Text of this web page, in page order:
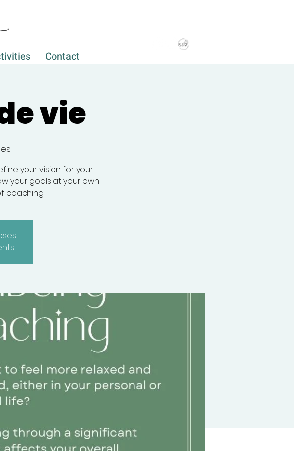
Contact
vie
your vision for your
your goals at your own
coaching.